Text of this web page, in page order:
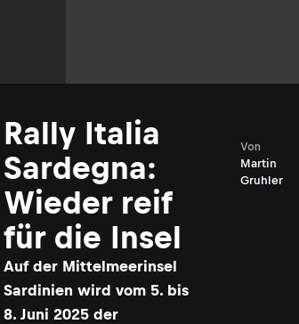
Rally Italia
Sardegna:
Wieder reif
für die Insel
Auf der Mittelmeerinsel
Sardinien wird vom 5. bis
8. Juni 2025 der
Martin
Gruhler
Von